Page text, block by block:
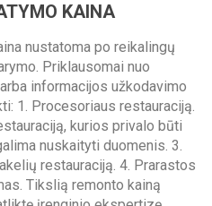
KAINA
nustatoma po reikalingų
Priklausomai nuo
informacijos užkodavimo
1. Procesoriaus restauraciją.
kurios privalo būti
nuskaityti duomenis. 3.
restauraciją. 4. Prarastos
Tikslią remonto kainą